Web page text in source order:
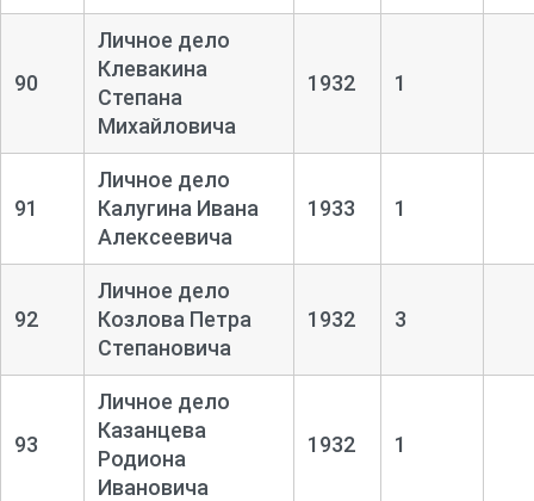
90
Личное дело
Клевакина
Степана
Михайловича
1932 1
91
Личное дело
Калугина Ивана
Алексеевича
1933 1
92
Личное дело
Козлова Петра
Степановича
1932 3
93
Личное дело
Казанцева
Родиона
Ивановича
1932 1